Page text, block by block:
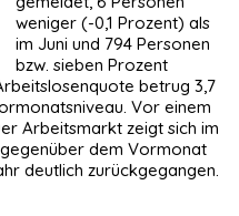
weniger (-0,1 Prozent) als
im Juni und 794 Personen
bzw. sieben Prozent
betrug 3,7
Vor einem
Arbeitsmarkt zeigt sich im
dem Vormonat
deutlich zurückgegangen.